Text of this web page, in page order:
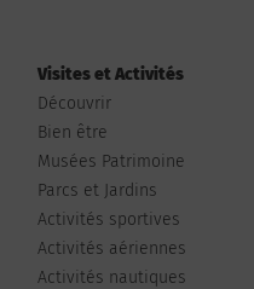
Visites et Activités
Découvrir
Bien être
Musées Patrimoine
Parcs et Jardins
Activités sportives
Activités aériennes
Activités nautiques